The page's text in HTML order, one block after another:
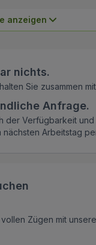
anzeigen
nichts.
Sie zusammen
Anfrage.
der Verfügbarkeit
Arbeitstag
Zügen mit